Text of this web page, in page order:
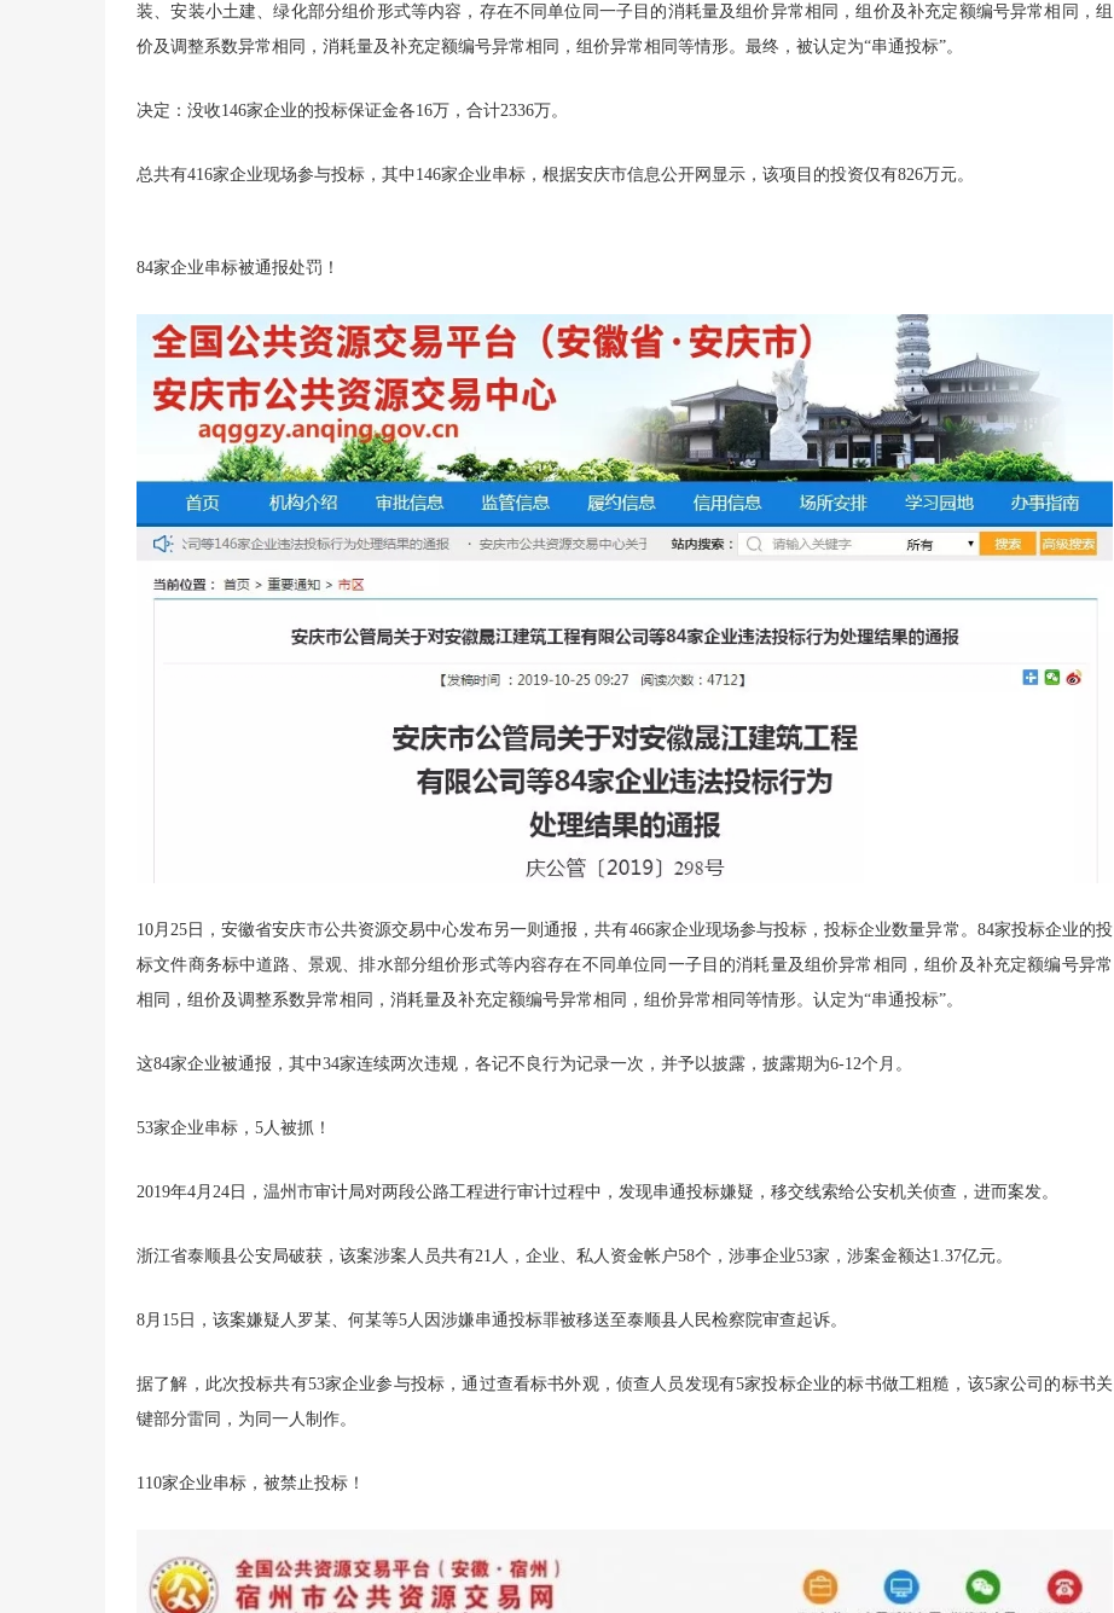
装、安装小土建、绿化部分组价形式等内容，存在不同单位同一子目的消耗量及组价异常相同，组价及补充定额编号异常相同，组
价及调整系数异常相同，消耗量及补充定额编号异常相同，组价异常相同等情形。最终，被认定为“串通投标”。
决定：没收146家企业的投标保证金各16万，合计2336万。
总共有416家企业现场参与投标，其中146家企业串标，根据安庆市信息公开网显示，该项目的投资仅有826万元。
84家企业串标被通报处罚！
10月25日，安徽省安庆市公共资源交易中心发布另一则通报，共有466家企业现场参与投标，投标企业数量异常。84家投标企业的投
标文件商务标中道路、景观、排水部分组价形式等内容存在不同单位同一子目的消耗量及组价异常相同，组价及补充定额编号异常
相同，组价及调整系数异常相同，消耗量及补充定额编号异常相同，组价异常相同等情形。认定为“串通投标”。
这84家企业被通报，其中34家连续两次违规，各记不良行为记录一次，并予以披露，披露期为6-12个月。
53家企业串标，5人被抓！
2019年4月24日，温州市审计局对两段公路工程进行审计过程中，发现串通投标嫌疑，移交线索给公安机关侦查，进而案发。
浙江省泰顺县公安局破获，该案涉案人员共有21人，企业、私人资金帐户58个，涉事企业53家，涉案金额达1.37亿元。
8月15日，该案嫌疑人罗某、何某等5人因涉嫌串通投标罪被移送至泰顺县人民检察院审查起诉。
据了解，此次投标共有53家企业参与投标，通过查看标书外观，侦查人员发现有5家投标企业的标书做工粗糙，该5家公司的标书关
键部分雷同，为同一人制作。
110家企业串标，被禁止投标！